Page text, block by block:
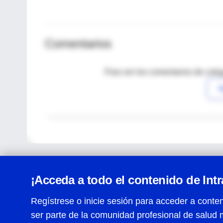
Comentarios
Para ver los comentarios de
¡Acceda a todo el contenido de
Regístrese o inicie sesión para acceder a
ser parte de la comunidad profesional de salud
Centro de Ayuda